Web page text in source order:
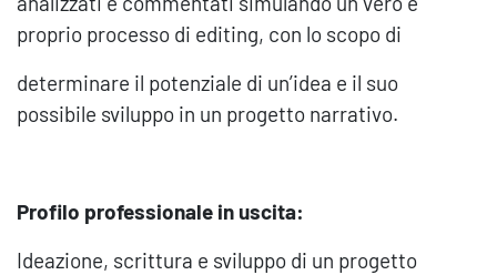
proprio processo di editing, con lo scopo di
determinare il potenziale di un’idea e il suo
possibile sviluppo in un progetto narrativo.
Profilo professionale in uscita:
Ideazione, scrittura e sviluppo di un progetto